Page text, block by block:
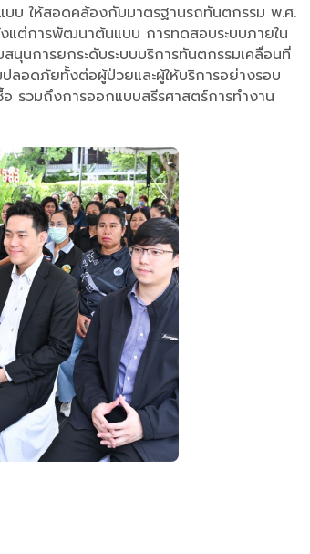
บ ให้สอดคล้องกับมาตรฐานรถทันตกรรม พ.ศ.
งแต่การพัฒนาต้นแบบ การทดสอบระบบภายใน
นการยกระดับระบบบริการทันตกรรมเคลื่อนที่
ลอดภัยทั้งต่อผู้ป่วยและผู้ให้บริการอย่างรอบ
อ รวมถึงการออกแบบสรีรศาสตร์การทำงาน